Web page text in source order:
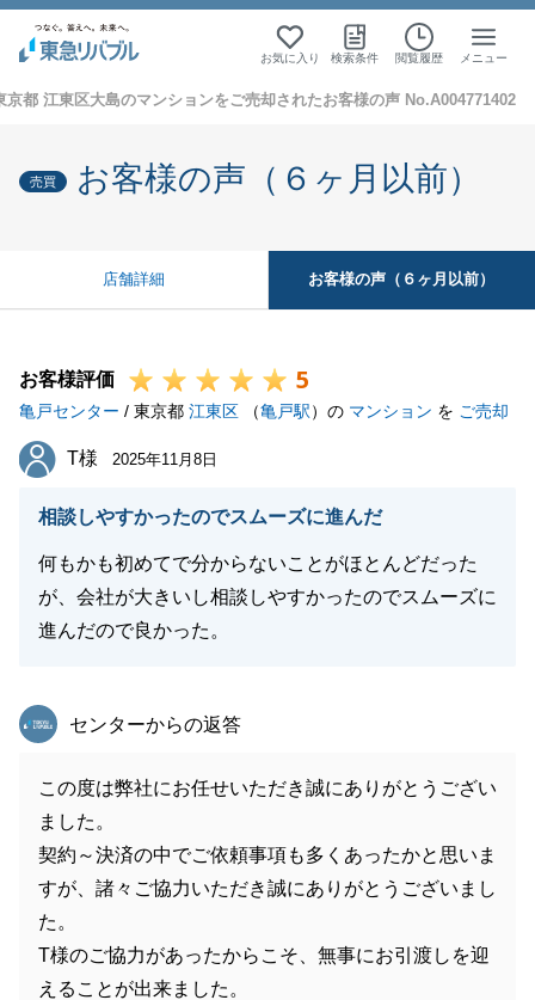
お気に入り 検索条件 閲覧履歴 メニュー
京都 江東区大島のマンションをご売却されたお客様の声 No.A004771402
売買 お客様の声（６ヶ月以前）
店舗詳細 お客様の声（６ヶ月以前）
お客様評価 5
亀戸センター / 東京都 江東区 （亀戸駅）の マンション を ご売却
T様
T様 2025年11月8日
相談しやすかったのでスムーズに進んだ
何もかも初めてで分からないことがほとんどだった
が、会社が大きいし相談しやすかったのでスムーズに
進んだので良かった。
東急リバブル
センターからの返答
この度は弊社にお任せいただき誠にありがとうござい
ました。
契約～決済の中でご依頼事項も多くあったかと思いま
すが、諸々ご協力いただき誠にありがとうございまし
た。
T様のご協力があったからこそ、無事にお引渡しを迎
えることが出来ました。